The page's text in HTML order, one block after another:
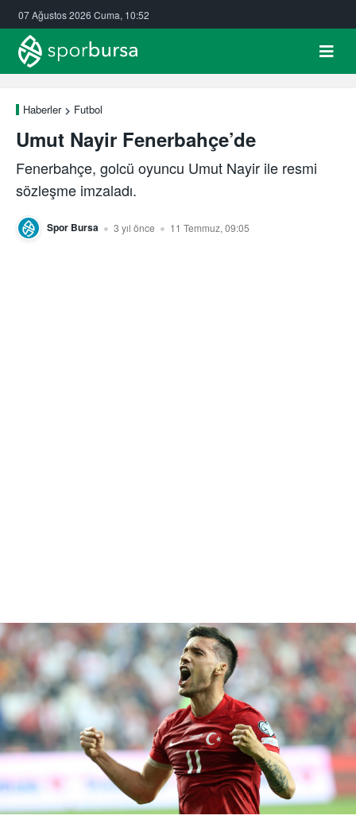
07 Ağustos 2026 Cuma, 10:52
Haberler Futbol
Umut Nayir Fenerbahçe’de
Fenerbahçe, golcü oyuncu Umut Nayir ile resmi
sözleşme imzaladı.
Spor Bursa 3 yıl önce 11 Temmuz, 09:05